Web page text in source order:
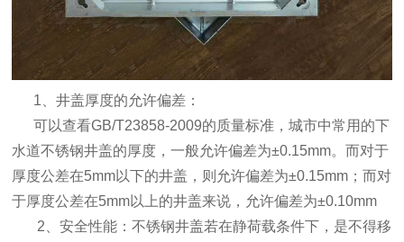
‌ 1、井盖厚度的允许偏差‌：
可以查看GB/T23858-2009的质量标准，城市中常用的下
水道不锈钢井盖的厚度，一般允许偏差为±0.15mm。而对于
厚度公差在5mm以下的井盖，则允许偏差为±0.15mm；而对
于厚度公差在5mm以上的井盖来说，允许偏差为±0.10mm‌
‌ 2、安全性能‌：不锈钢井盖若在静荷载条件下，是不得移